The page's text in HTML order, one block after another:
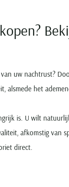
uw nachtrust?
alsmede het
is. U wilt
afkomstig van
direct.